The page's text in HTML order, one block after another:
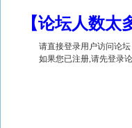
【论坛人数
请直接登录用户访问论
如果您已注册,请先登录